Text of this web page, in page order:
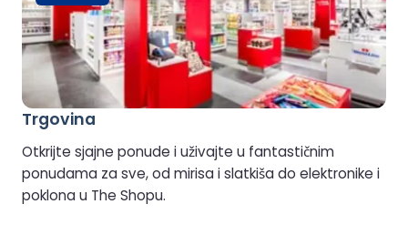
Trgovina
Otkrijte sjajne ponude i uživajte u fantastičnim
ponudama za sve, od mirisa i slatkiša do elektronike i
poklona u The Shopu.